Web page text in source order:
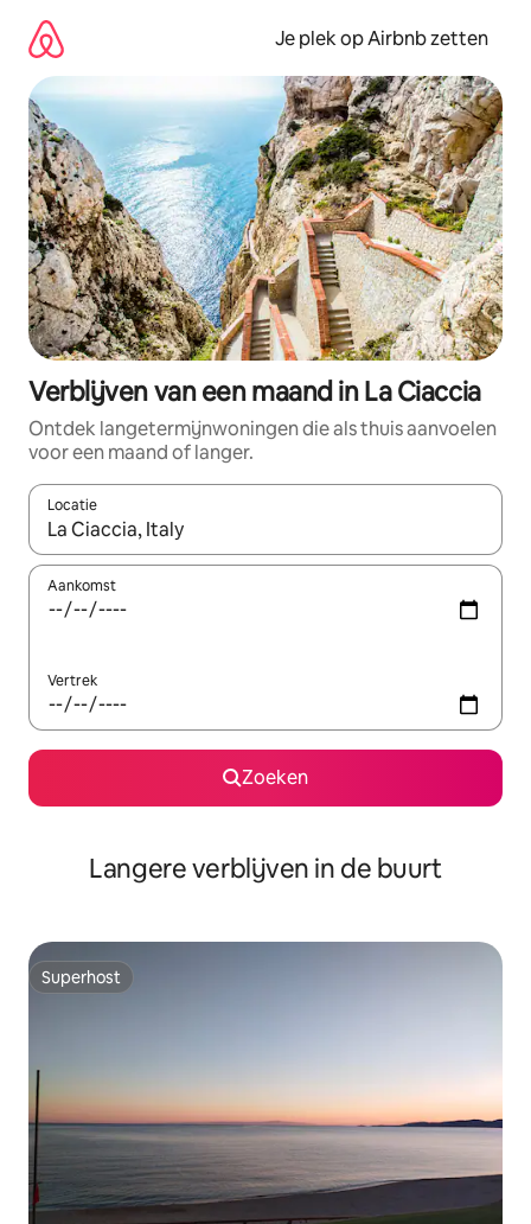
direct
naar
inhoud
Je plek op Airbnb zetten
Verblijven van een maand in La Ciaccia
Ontdek langetermijnwoningen die als thuis aanvoelen
voor een maand of langer.
Locatie
Wanneer er resultaten beschikbaar zijn, maak je een keuze
Aankomst
Vertrek
Zoeken
Langere verblijven in de buurt
Superhost
Superhost